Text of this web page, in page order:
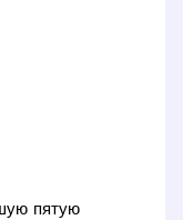
пятую